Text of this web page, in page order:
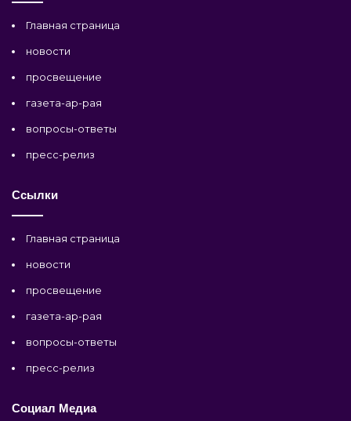
Главная страница
новости
просвещение
газета-ар-рая
вопросы-ответы
пресс-релиз
Ссылки
Главная страница
новости
просвещение
газета-ар-рая
вопросы-ответы
пресс-релиз
Социал Медиа